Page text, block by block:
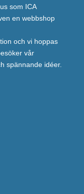
som ICA
en webbshop
och vi hoppas
vår
spännande idéer.